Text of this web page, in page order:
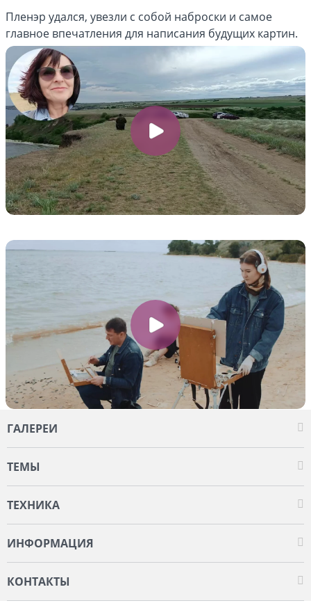
Пленэр удался, увезли с собой наброски и самое
главное впечатления для написания будущих картин.
ГАЛЕРЕИ
ТЕМЫ
ТЕХНИКА
ИНФОРМАЦИЯ
КОНТАКТЫ